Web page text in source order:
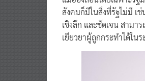
สังคมก็มีในสิ่งที่รัฐไม่มี เ
เชิงลึก และชัดเจน สาม
เยียวยาผู้ถูกกระทำได้ใน